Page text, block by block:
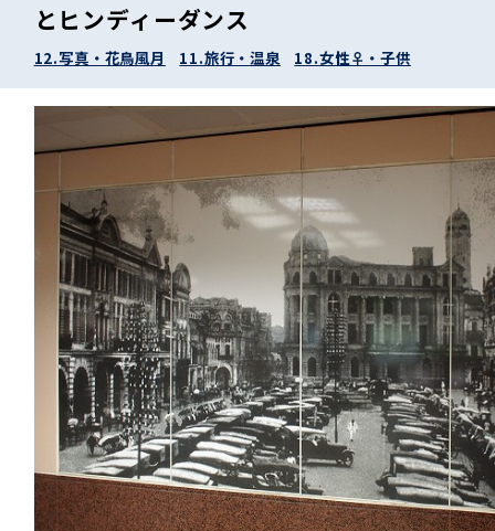
とヒンディーダンス
12.写真・花鳥風月 11.旅行・温泉 18.女性♀・子供